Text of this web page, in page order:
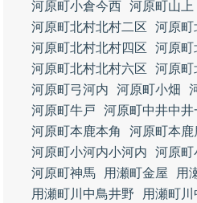
河原町小倉今西 河原町山上
河原町北村北村二区
河原町
河原町北村北村四区
河原町
河原町北村北村六区
河原町
河原町弓河内
河原町小畑
河原町牛戸
河原町中井中井
河原町本鹿本角
河原町本鹿
河原町小河内小河内
河原町
河原町神馬
用瀬町金屋
用
用瀬町川中鳥井野
用瀬町川